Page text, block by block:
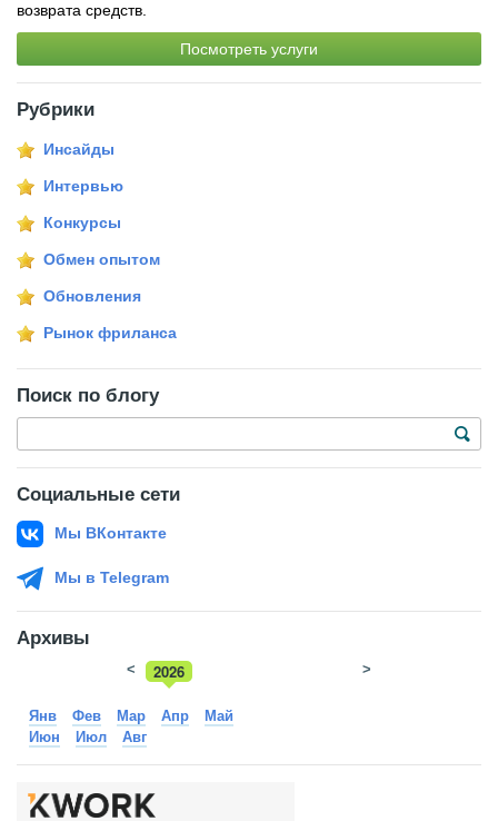
возврата средств.
Посмотреть услуги
Рубрики
Инсайды
Интервью
Конкурсы
Обмен опытом
Обновления
Рынок фриланса
Поиск по блогу
Социальные сети
Мы ВКонтакте
Мы в Telegram
Архивы
2026
2025
< >
Янв Фев Мар Апр
Май
Июн
Июл Авг